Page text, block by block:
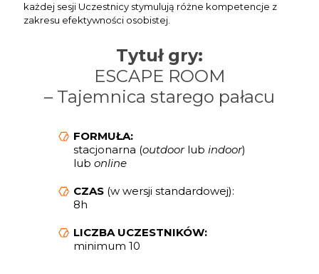
każdej sesji Uczestnicy stymulują różne kompetencje z
zakresu efektywności osobistej.
Tytuł gry:
ESCAPE ROOM
– Tajemnica starego pałacu
FORMUŁA:
stacjonarna (outdoorlub indoor)
lub online
CZAS (w wersji standardowej):
8h
LICZBA UCZESTNIKÓW:
minimum 10